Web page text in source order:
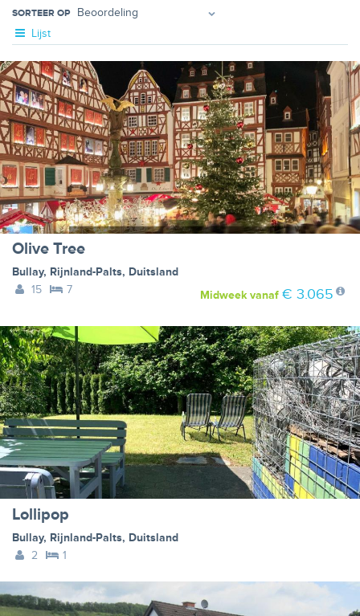
SORTEER OP
Lijst
Olive Tree
Bullay, Rijnland-Palts, Duitsland
15
7 Midweekvanaf € 3.065
Lollipop
Bullay, Rijnland-Palts, Duitsland
2
1